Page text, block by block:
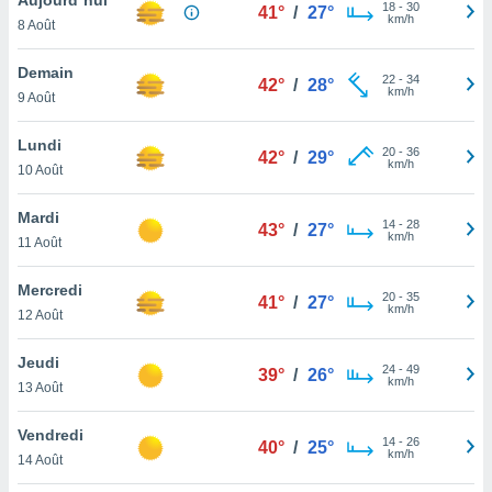
et
»,
au
vous
qu'ils
ou
le
ainsi
un
la
du
8 Août
41° / 27° 18- 30
km/h
Demain
9 Août
42° / 28° 22- 34
km/h
Lundi
10 Août
42° / 29° 20- 36
km/h
Mardi
11 Août
43° / 27° 14- 28
km/h
Mercredi
12 Août
41° / 27° 20- 35
km/h
Jeudi
13 Août
39° / 26° 24- 49
km/h
Vendredi
14 Août
40° / 25° 14- 26
km/h